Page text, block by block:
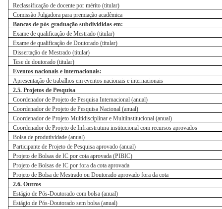
Reclassificação de docente por mérito (titular)
Comissão Julgadora para premiação acadêmica
Bancas de pós-graduação subdivididas em:
Exame de qualificação de Mestrado (titular)
Exame de qualificação de Doutorado (titular)
Dissertação de Mestrado (titular)
Tese de doutorado (titular)
Eventos nacionais e internacionais:
Apresentação de trabalhos em eventos nacionais e internacionais
2.5. Projetos de Pesquisa
Coordenador de Projeto de Pesquisa Internacional (anual)
Coordenador de Projeto de Pesquisa Nacional (anual)
Coordenador de Projeto Multidisciplinar e Multiinstitucional (anual)
Coordenador de Projeto de Infraestrutura institucional com recursos aprovados
Bolsa de produtividade (anual)
Participante de Projeto de Pesquisa aprovado (anual)
Projeto de Bolsas de IC por cota aprovada (PIBIC)
Projeto de Bolsas de IC por fora da cota aprovada
Projeto de Bolsa de Mestrado ou Doutorado aprovado fora da cota
2.6. Outros
Estágio de Pós-Doutorado com bolsa (anual)
Estágio de Pós-Doutorado sem bolsa (anual)